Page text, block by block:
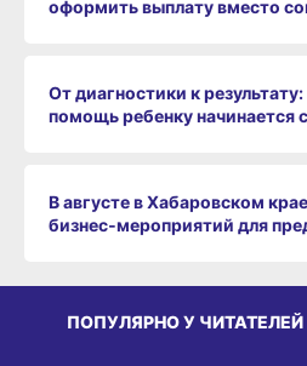
оформить выплату вместо
От диагностики к
помощь ребенку начинается
В августе в Хабаровском
бизнес‑мероприятий для
ПОПУЛЯРНО У ЧИТАТЕЛЕЙ